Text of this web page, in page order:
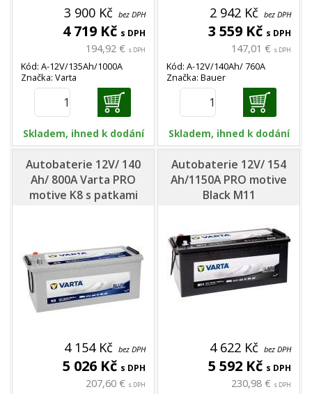
3 900 Kč bez DPH
4 719 Kč s DPH
194,92 € s DPH
Kód: A-12V/135Ah/1000A
Značka: Varta
Skladem, ihned k dodání
2 942 Kč bez DPH
3 559 Kč s DPH
147,01 € s DPH
Kód: A-12V/140Ah/ 760A
Značka: Bauer
Skladem, ihned k dodání
Autobaterie 12V/ 140
Ah/ 800A Varta PRO
motive K8 s patkami
4 154 Kč bez DPH
5 026 Kč s DPH
207,60 € s DPH
Autobaterie 12V/ 154
Ah/1150A PRO motive
Black M11
4 622 Kč bez DPH
5 592 Kč s DPH
230,98 € s DPH